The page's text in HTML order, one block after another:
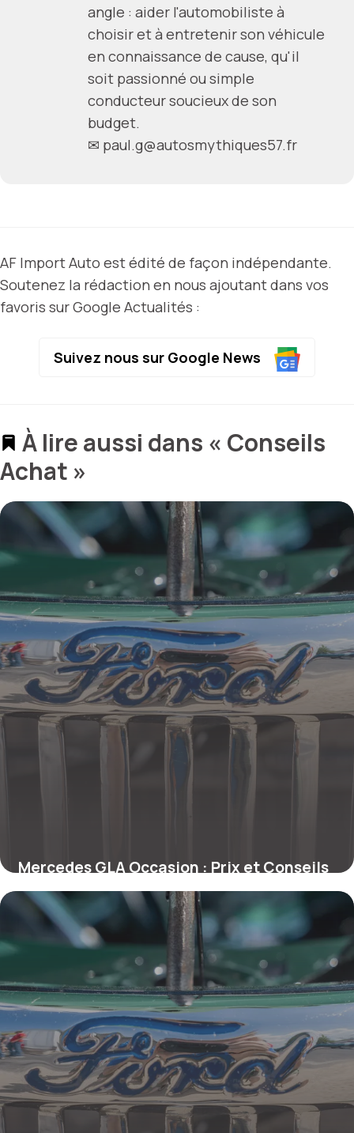
angle : aider l'automobiliste à
choisir et à entretenir son véhicule
en connaissance de cause, qu'il
soit passionné ou simple
conducteur soucieux de son
budget.
✉ paul.g@autosmythiques57.fr
AF Import Auto est édité de façon indépendante.
Soutenez la rédaction en nous ajoutant dans vos
favoris sur Google Actualités :
Suivez nous sur Google News
À lire aussi dans « Conseils
Achat »
Mercedes GLA Occasion : Prix et Conseils
20 mai 2026